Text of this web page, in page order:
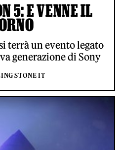
5: E VENNE IL
terrà un evento legato
generazione di Sony
STONE IT